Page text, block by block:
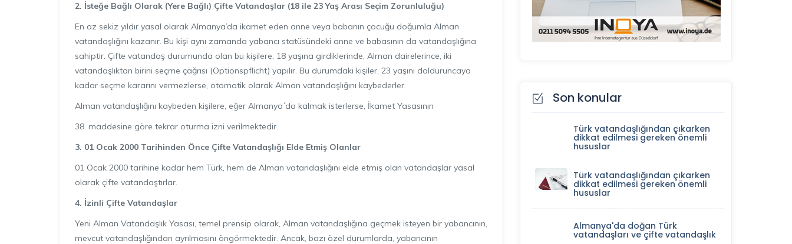
2. İsteğe Bağlı Olarak (Yere Bağlı) Çifte Vatandaşlar (18 ile 23 Yaş Arası Seçim Zorunluluğu)
En az sekiz yıldır yasal olarak Almanya’da ikamet eden anne veya babanın çocuğu doğumla Alman
vatandaşlığını kazanır. Bu kişi aynı zamanda yabancı statüsündeki anne ve babasının da vatandaşlığına
sahiptir. Çifte vatandaş durumunda olan bu kişilere, 18 yaşına girdiklerinde, Alman dairelerince, iki
vatandaşlıktan birini seçme çağrısı (Optionspflicht) yapılır. Bu durumdaki kişiler, 23 yaşını dolduruncaya
kadar seçme kararını vermezlerse, otomatik olarak Alman vatandaşlığını kaybederler.
Alman vatandaşlığını kaybeden kişilere, eğer Almanya´da kalmak isterlerse, İkamet Yasasının
38. maddesine göre tekrar oturma izni verilmektedir.
3. 01 Ocak 2000 Tarihinden Önce Çifte Vatandaşlığı Elde Etmiş Olanlar
01 Ocak 2000 tarihine kadar hem Türk, hem de Alman vatandaşlığını elde etmiş olan vatandaşlar yasal
olarak çifte vatandaştırlar.
4. İzinli Çifte Vatandaşlar
Yeni Alman Vatandaşlık Yasası, temel prensip olarak, Alman vatandaşlığına geçmek isteyen bir yabancının,
mevcut vatandaşlığından ayrılmasını öngörmektedir. Ancak, bazı özel durumlarda, yabancının
Son konular
Türk vatandaşlığından çıkarken
dikkat edilmesi gereken önemli
hususlar
Türk vatandaşlığından çıkarken
dikkat edilmesi gereken önemli
hususlar
Almanya'da doğan Türk
vatandaşları ve çifte vatandaşlık